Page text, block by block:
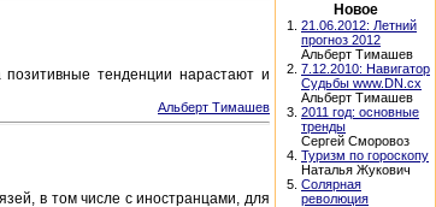
тенденции нарастают и
Альберт Тимашев
в том числе с иностранцами, для
Новое
1. 21.06.2012: Летний
прогноз 2012
Альберт Тимашев
2. 7.12.2010: Навигатор
Судьбы www.DN.cx
Альберт Тимашев
3. 2011 год: основные
тренды
Сергей Сморовоз
4. Туризм по гороскопу
Наталья Жукович
5. Солярная
революция